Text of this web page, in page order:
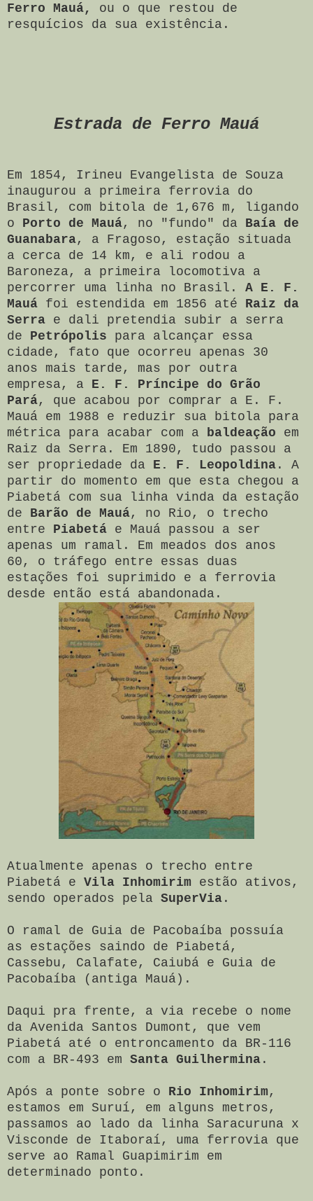
Ferro Mauá,
ou o que restou de
resquícios da sua existência.
Estrada de Ferro Mauá
Em 1854, Irineu Evangelista de Souza
inaugurou a primeira ferrovia do
Brasil, com bitola de 1,676 m, ligando
o Porto de Mauá, no "fundo" da Baía de
Guanabara, a Fragoso, estação situada
a cerca de 14 km, e ali rodou a
Baroneza, a primeira locomotiva a
percorrer uma linha no Brasil. A E. F.
Mauá foi estendida em 1856 até Raiz da
Serra e dali pretendia subir a serra
de Petrópolis para alcançar essa
cidade, fato que ocorreu apenas 30
anos mais tarde, mas por outra
empresa, a E. F. Príncipe do Grão
Pará, que acabou por comprar a E. F.
Mauá em 1988 e reduzir sua bitola para
métrica para acabar com a
baldeação em
Raiz da Serra. Em 1890, tudo passou a
ser propriedade da E. F. Leopoldina . A
partir do momento em que esta chegou a
Piabetá com sua linha vinda da estação
de Barão de Mauá, no Rio, o trecho
entre Piabetá e Mauá passou a ser
apenas um ramal. Em meados dos anos
60, o tráfego entre essas duas
estações foi suprimido e a ferrovia
desde então está abandonada.
Atualmente apenas o trecho entre
Piabetá e Vila Inhomirim estão ativos,
sendo operados pela SuperVia .
O ramal de Guia de Pacobaíba possuía
as estações saindo de Piabetá,
Cassebu, Calafate, Caiubá e Guia de
Pacobaíba (antiga Mauá).
Daqui pra frente, a via recebe o nome
da Avenida Santos Dumont, que vem
Piabetá até o entroncamento da BR-116
com a BR-493 em Santa Guilhermina .
Após a ponte sobre o Rio Inhomirim ,
estamos em Suruí, em alguns metros,
passamos ao lado da linha Saracuruna x
Visconde de Itaboraí, uma ferrovia que
serve ao Ramal Guapimirim em
determinado ponto.